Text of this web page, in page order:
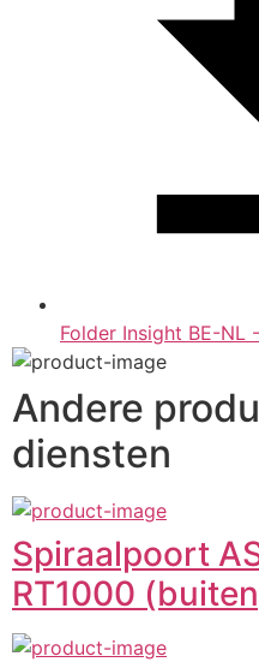
Folder Insight BE-NL
Andere
diensten
Spiraalpoort
RT1000